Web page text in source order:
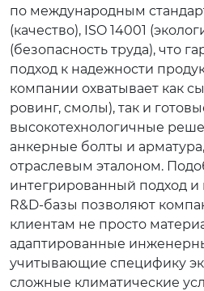
по международным
(качество), ISO 14001
(безопасность труда), что
подход к надежности
компании охватывает как
ровинг, смолы), так и
высокотехнологичные
анкерные болты и
отраслевым эталоном.
интегрированный подход и
R&D-базы позволяют
клиентам не просто
адаптированные
учитывающие специфику
сложные климатические